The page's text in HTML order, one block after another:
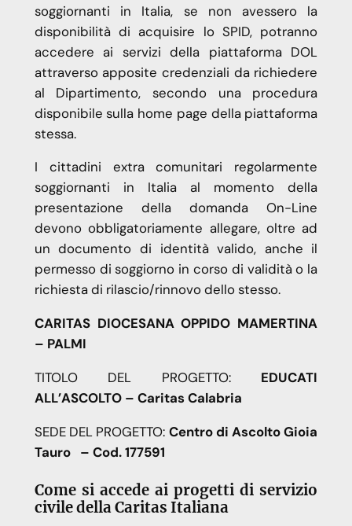
soggiornanti in Italia, se non avessero la
disponibilità di acquisire lo SPID, potranno
accedere ai servizi della piattaforma DOL
attraverso apposite credenziali da richiedere
al Dipartimento, secondo una procedura
disponibile sulla home page della piattaforma
stessa.
I cittadini extra comunitari regolarmente
soggiornanti in Italia al momento della
presentazione della domanda On-Line
devono obbligatoriamente allegare, oltre ad
un documento di identità valido, anche il
permesso di soggiorno in corso di validità o la
richiesta di rilascio/rinnovo dello stesso.
CARITAS DIOCESANA OPPIDO MAMERTINA
– PALMI
TITOLO DEL PROGETTO: EDUCATI
ALL’ASCOLTO – Caritas Calabria
SEDE DEL PROGETTO: Centro di Ascolto Gioia
Tauro – Cod. 177591
Come si accede ai progetti di servizio
civile della Caritas Italiana